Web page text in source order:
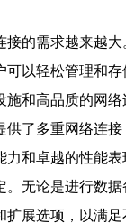
的需求越来越
可以轻松管理和存
和高品质的网
了多重网络连
和卓越的性能
无论是进行数
展选项，以满